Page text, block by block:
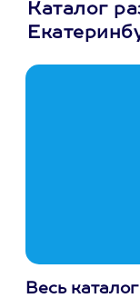
Каталог
Весь каталог